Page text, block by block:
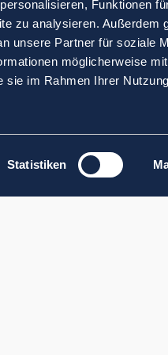
Funktionen
zu analysieren. Außerdem
unsere Partner für soziale
möglicherweise
sie im Rahmen Ihrer
Statistiken